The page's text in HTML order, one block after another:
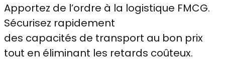
Apportez de l’ordre à la logistique FMCG.
Sécurisez rapidement
des capacités de transport au bon prix
tout en éliminant les retards coûteux.